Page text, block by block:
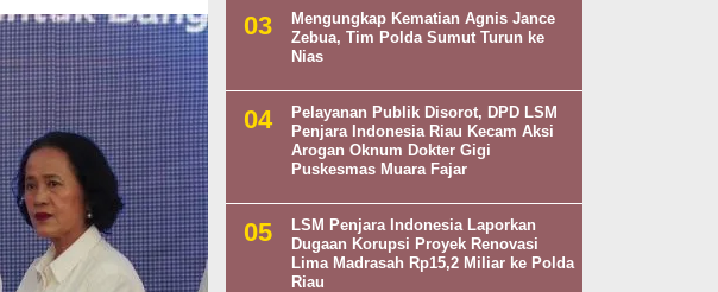
Mengungkap Kematian Agnis Jance
Zebua, Tim Polda Sumut Turun ke
Nias
Pelayanan Publik Disorot, DPD LSM
Penjara Indonesia Riau Kecam Aksi
Arogan Oknum Dokter Gigi
Puskesmas Muara Fajar
LSM Penjara Indonesia Laporkan
Dugaan Korupsi Proyek Renovasi
Lima Madrasah Rp15,2 Miliar ke Polda
Riau